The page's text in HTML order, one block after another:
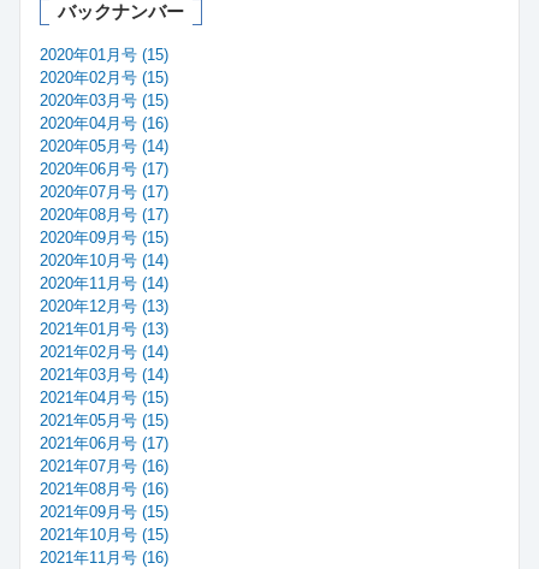
バックナンバー
2020年01月号 (15)
2020年02月号 (15)
2020年03月号 (15)
2020年04月号 (16)
2020年05月号 (14)
2020年06月号 (17)
2020年07月号 (17)
2020年08月号 (17)
2020年09月号 (15)
2020年10月号 (14)
2020年11月号 (14)
2020年12月号 (13)
2021年01月号 (13)
2021年02月号 (14)
2021年03月号 (14)
2021年04月号 (15)
2021年05月号 (15)
2021年06月号 (17)
2021年07月号 (16)
2021年08月号 (16)
2021年09月号 (15)
2021年10月号 (15)
2021年11月号 (16)